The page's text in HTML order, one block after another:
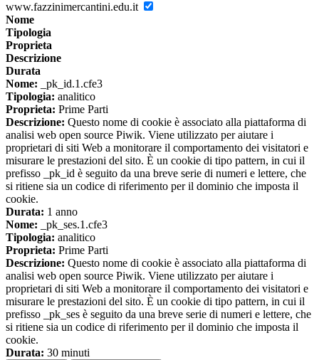
www.fazzinimercantini.edu.it
Nome
Tipologia
Proprieta
Descrizione
Durata
Nome: _pk_id.1.cfe3
Tipologia: analitico
Proprieta: Prime Parti
Descrizione: Questo nome di cookie è associato alla piattaforma di
analisi web open source Piwik. Viene utilizzato per aiutare i
proprietari di siti Web a monitorare il comportamento dei visitatori e
misurare le prestazioni del sito. È un cookie di tipo pattern, in cui il
prefisso _pk_id è seguito da una breve serie di numeri e lettere, che
si ritiene sia un codice di riferimento per il dominio che imposta il
cookie.
Durata: 1 anno
Nome: _pk_ses.1.cfe3
Tipologia: analitico
Proprieta: Prime Parti
Descrizione: Questo nome di cookie è associato alla piattaforma di
analisi web open source Piwik. Viene utilizzato per aiutare i
proprietari di siti Web a monitorare il comportamento dei visitatori e
misurare le prestazioni del sito. È un cookie di tipo pattern, in cui il
prefisso _pk_ses è seguito da una breve serie di numeri e lettere, che
si ritiene sia un codice di riferimento per il dominio che imposta il
cookie.
Durata: 30 minuti